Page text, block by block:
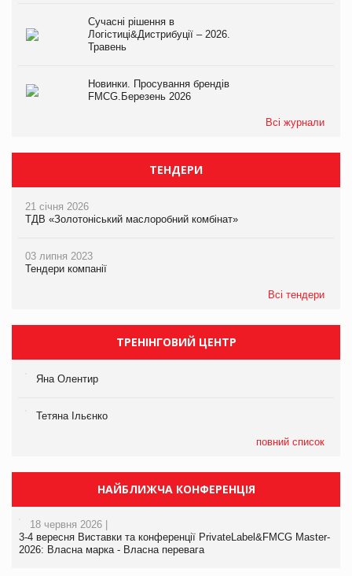
Сучасні рішення в
Логістиці&Дистрибуції – 2026.
Травень
Новинки. Просування брендів
FMCG.Березень 2026
Всі журнали
ТЕНДЕРИ
21 січня 2026
ТДВ «Золотоніський маслоробний комбінат»
03 липня 2023
Тендери компанії
Всі тендери
ТРЕНІНГОВИЙ ЦЕНТР
Яна Олентир
Тетяна Ільєнко
повний список
НАЙБЛИЖЧА КОНФЕРЕНЦІЯ
18 червня 2026 |
3-4 вересня Виставки та конференції PrivateLabel&FMCG Master-
2026: Власна марка - Власна перевага